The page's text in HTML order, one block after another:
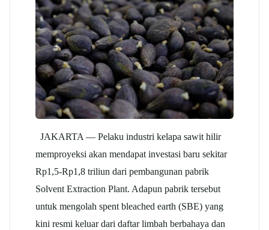
JAKARTA — Pelaku industri kelapa sawit hilir
memproyeksi akan mendapat investasi baru sekitar
Rp1,5-Rp1,8 triliun dari pembangunan pabrik
Solvent Extraction Plant. Adapun pabrik tersebut
untuk mengolah spent bleached earth (SBE) yang
kini resmi keluar dari daftar limbah berbahaya dan